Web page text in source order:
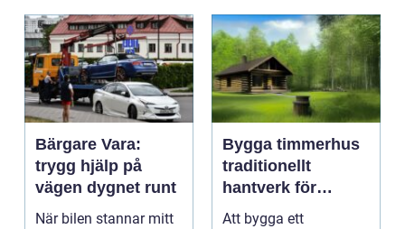
Bärgare Vara:
trygg hjälp på
vägen dygnet runt
När bilen stannar mitt
Bygga timmerhus
traditionellt
hantverk för
moderna behov
Att bygga ett